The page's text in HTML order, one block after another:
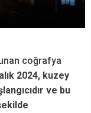
coğrafya
2024, kuzey
ve bu